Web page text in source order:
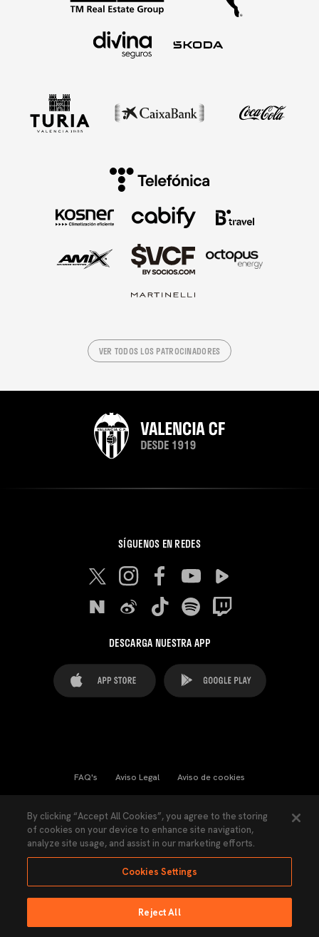
VER TODOS LOS PATROCINADORES
SÍGUENOS EN REDES
DESCARGA NUESTRA APP
FAQ's Aviso Legal Aviso de cookies
Ley Transparencia Política de Privacidad
Accesibilidad
Ninguna parte de esta página puede ser reproducida sin el permiso del Valencia
By clicking “Accept All Cookies”, you agree to the storing
of cookies on your device to enhance site navigation,
analyze site usage, and assist in our marketing efforts.
Cookies Settings
Reject All